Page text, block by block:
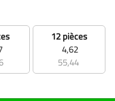
12 pièces
4,62
55,44